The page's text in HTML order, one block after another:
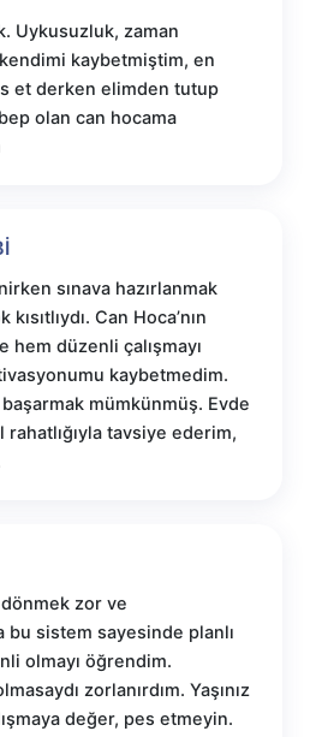
Uykusuzluk, zaman
kaybetmiştim, en
et derken elimden tutup
olan can hocama
sınava hazırlanmak
Can Hoca’nın
hem düzenli çalışmayı
kaybetmedim.
mümkünmüş. Evde
tavsiye ederim,
dönmek zor ve
bu sistem sayesinde planlı
olmayı öğrendim.
zorlanırdım. Yaşınız
değer, pes etmeyin.